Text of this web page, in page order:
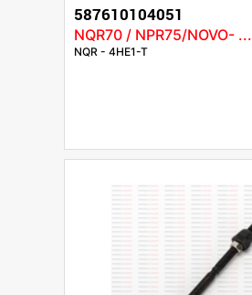
587610104051
NQR70 / NPR75/NOVO- ...
NQR - 4HE1-T